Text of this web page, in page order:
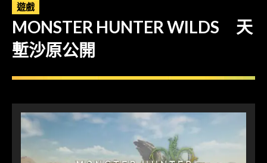
遊戲
MONSTER HUNTER WILDS 天
塹沙原公開